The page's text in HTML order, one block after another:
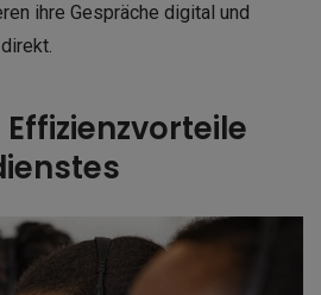
ihre Gespräche digital und